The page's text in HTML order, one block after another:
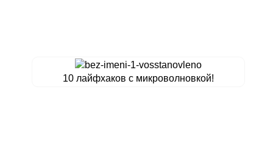
10 лайфхаков с микроволновкой!